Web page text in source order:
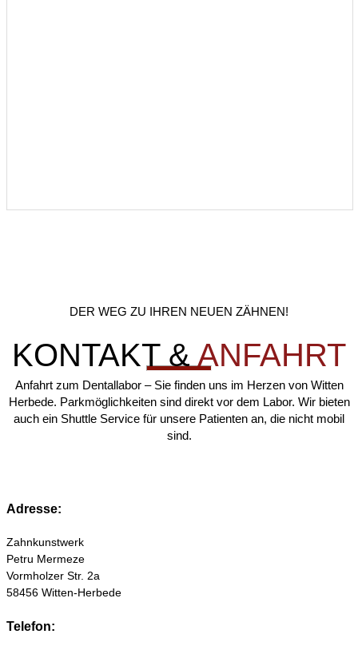
DER WEG ZU IHREN NEUEN ZÄHNEN!
KONTAKT & ANFAHRT
Anfahrt zum Dentallabor – Sie finden uns im Herzen von Witten
Herbede. Parkmöglichkeiten sind direkt vor dem Labor. Wir bieten
auch ein Shuttle Service für unsere Patienten an, die nicht mobil
sind.
Adresse:
Zahnkunstwerk
Petru Mermeze
Vormholzer Str. 2a
58456 Witten-Herbede
Telefon: